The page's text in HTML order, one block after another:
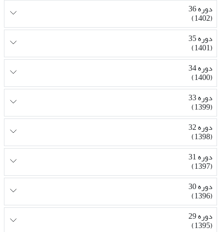
دوره 36
(1402)
دوره 35
(1401)
دوره 34
(1400)
دوره 33
(1399)
دوره 32
(1398)
دوره 31
(1397)
دوره 30
(1396)
دوره 29
(1395)